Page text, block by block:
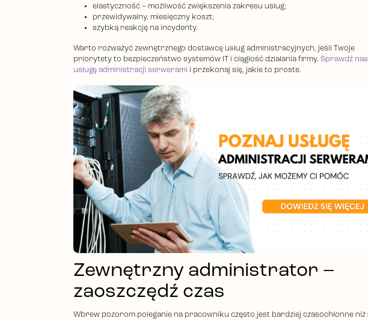
elastyczność – możliwość zwiększenia zakresu usług;
przewidywalny, miesięczny koszt;
szybką reakcję na incydenty.
Warto rozważyć zewnętrznego dostawcę usług administracyjnych, jeśli Twoje
priorytety to bezpieczeństwo systemów IT i ciągłość działania firmy. Sprawdź
usługę administracji serwerami i przekonaj się, jakie to proste.
Zewnętrzny administrator –
zaoszczędź czas
Wbrew pozorom poleganie na pracowniku często jest bardziej czasochłonne niż